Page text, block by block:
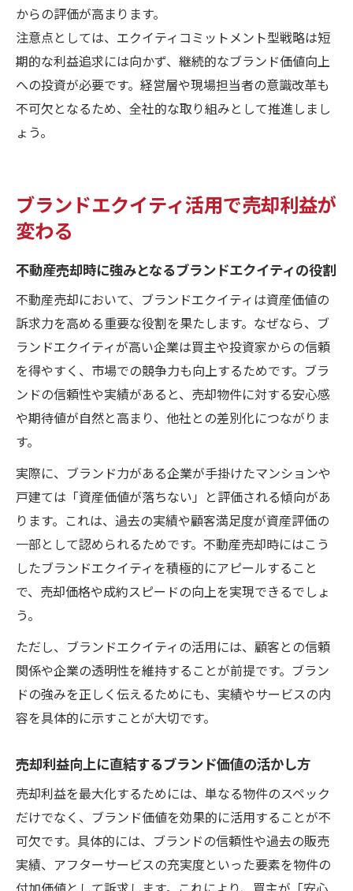
からの評価が高まります。
注意点としては、エクイティコミットメント型戦略は短
期的な利益追求には向かず、継続的なブランド価値向上
への投資が必要です。経営層や現場担当者の意識改革も
不可欠となるため、全社的な取り組みとして推進しまし
ょう。
ブランドエクイティ活用で売却利益が
変わる
不動産売却時に強みとなるブランドエクイティの役割
不動産売却において、ブランドエクイティは資産価値の
訴求力を高める重要な役割を果たします。なぜなら、ブ
ランドエクイティが高い企業は買主や投資家からの信頼
を得やすく、市場での競争力も向上するためです。ブラ
ンドの信頼性や実績があると、売却物件に対する安心感
や期待値が自然と高まり、他社との差別化につながりま
す。
実際に、ブランド力がある企業が手掛けたマンションや
戸建ては「資産価値が落ちない」と評価される傾向があ
ります。これは、過去の実績や顧客満足度が資産評価の
一部として認められるためです。不動産売却時にはこう
したブランドエクイティを積極的にアピールすること
で、売却価格や成約スピードの向上を実現できるでしょ
う。
ただし、ブランドエクイティの活用には、顧客との信頼
関係や企業の透明性を維持することが前提です。ブラン
ドの強みを正しく伝えるためにも、実績やサービスの内
容を具体的に示すことが大切です。
売却利益向上に直結するブランド価値の活かし方
売却利益を最大化するためには、単なる物件のスペック
だけでなく、ブランド価値を効果的に活用することが不
可欠です。具体的には、ブランドの信頼性や過去の販売
実績、アフターサービスの充実度といった要素を物件の